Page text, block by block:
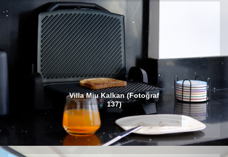
Villa Miu Kalkan (Fotoğraf
137)